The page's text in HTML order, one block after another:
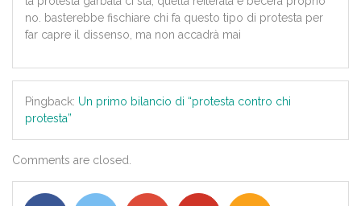
no. basterebbe fischiare chi fa questo tipo di protesta per
far capre il dissenso, ma non accadrà mai
Pingback: Un primo bilancio di “protesta contro chi
protesta”
Comments are closed.